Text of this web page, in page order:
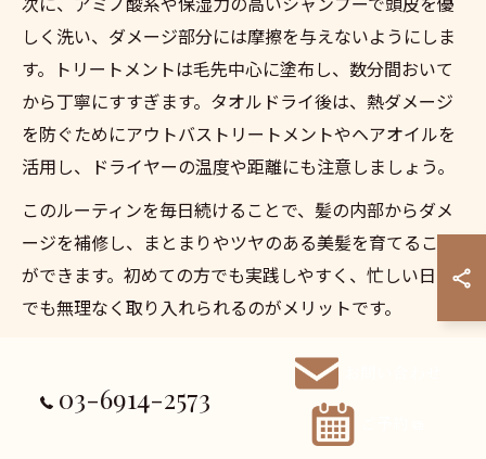
しく洗い、ダメージ部分には摩擦を与えないようにしま
す。トリートメントは毛先中心に塗布し、数分間おいて
から丁寧にすすぎます。タオルドライ後は、熱ダメージ
を防ぐためにアウトバストリートメントやヘアオイルを
活用し、ドライヤーの温度や距離にも注意しましょう。
このルーティンを毎日続けることで、髪の内部からダメ
ージを補修し、まとまりやツヤのある美髪を育てること
ができます。初めての方でも実践しやすく、忙しい日々
でも無理なく取り入れられるのがメリットです。
失敗しないダメージヘアケアのステップ解説
ダメージヘアのケアでよくある失敗は、自己流で手順を
省略したり、過度なケアで逆に髪を傷めてしまうことで
03-6914-2573